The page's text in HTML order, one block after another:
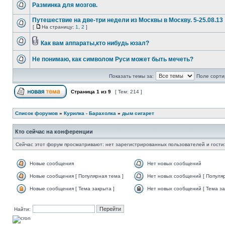
Разминка для мозгов.
Путешествие на две-три недели из Москвы в Москву. 5-25.08.13
[ На страницу: 1 2 ]
Как вам аппараты,кто нибудь юзал?
Не понимаю, как символом Руси может быть мечеть?
Показать темы за: Поле
Страница 1 из 9 [ Тем: 214 ]
Список форумов » Курилка - Барахолка » дым сигарет
Кто сейчас на конференции
Сейчас этот форум просматривают: нет зарегистрированных пользователей и
Новые сообщения Нет новых сообщений
Новые сообщения [ Популярная тема ] Нет новых сообщений [
Новые сообщения [ Тема закрыта ] Нет новых сообщений [ Тема
Найти: